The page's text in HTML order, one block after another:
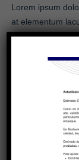
Lorem ipsum
at elementum
ac eleifend odio
et euismod
convallis. Donec
tincidunt. Lorem
elit. In imperdiet
Vestibulum ante
posuere cubilia
dolor sit amet,